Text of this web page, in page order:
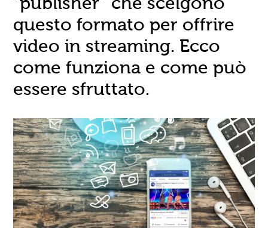
questo formato per offrire
video in streaming. Ecco
come funziona e come può
essere sfruttato.